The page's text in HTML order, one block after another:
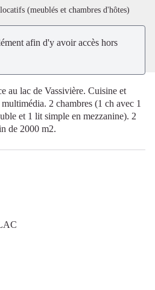
(meublés et chambres d'hôtes)
afin d'y avoir accès hors
au lac de Vassivière. Cuisine et
2 chambres (1 ch avec 1
et 1 lit simple en mezzanine). 2
de 2000 m2.